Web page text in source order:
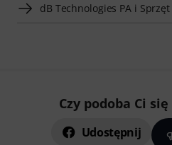
dB Technologies PA i
Czy podoba Ci
Udostępnij